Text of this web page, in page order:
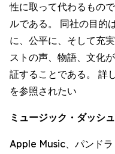
性に取って代わるもの
ルである。 同社の目的
に、公平に、そして充
ストの声、物語、文化
証することである。 詳
を参照されたい
ミュージック・ダッシ
Apple Music、パンド